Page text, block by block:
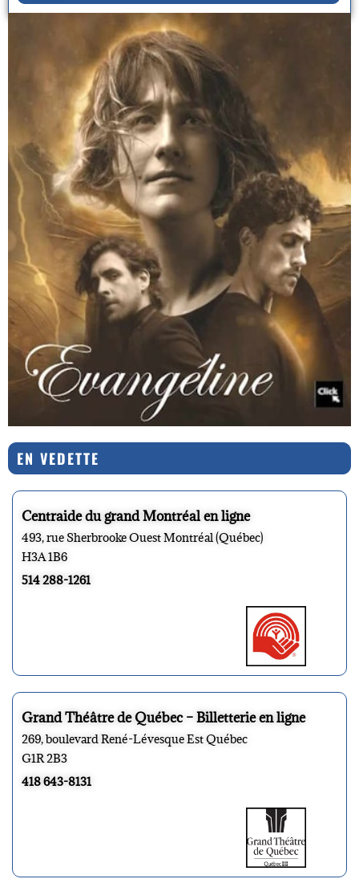
EN VEDETTE
Centraide du grand Montréal en ligne
493, rue Sherbrooke Ouest Montréal (Québec)
H3A 1B6
514 288-1261
Grand Théâtre de Québec – Billetterie en ligne
269, boulevard René-Lévesque Est Québec
G1R 2B3
418 643-8131